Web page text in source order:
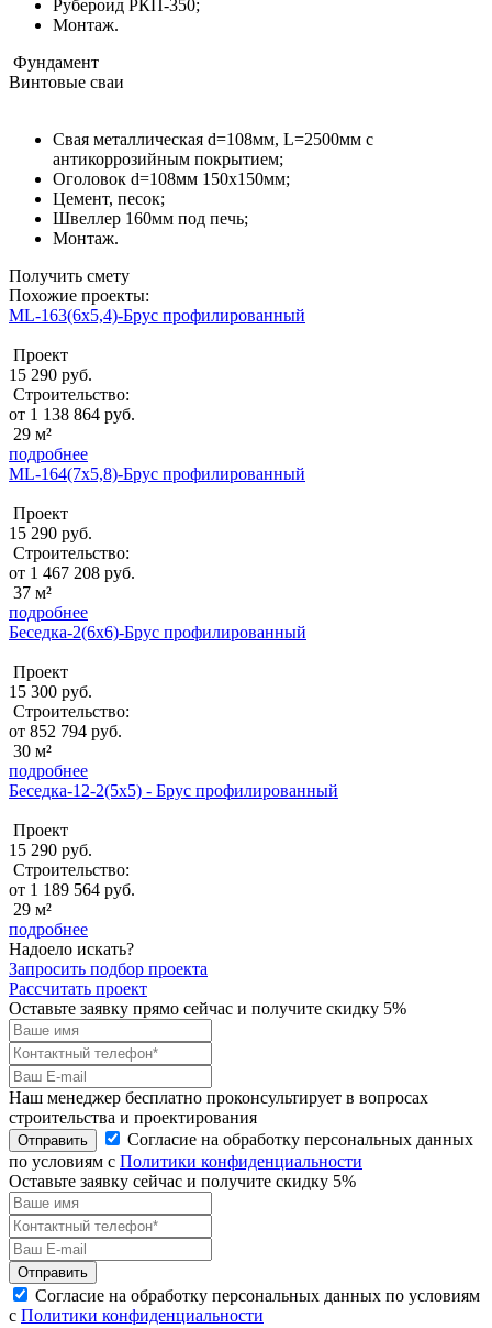
Рубероид РКП-350;
Монтаж.
Фундамент
Винтовые сваи
Свая металлическая d=108мм, L=2500мм с
антикоррозийным покрытием;
Оголовок d=108мм 150x150мм;
Цемент, песок;
Швеллер 160мм под печь;
Монтаж.
Получить смету
Похожие проекты:
ML-163(6x5,4)-Брус профилированный
Проект
15 290 руб.
Строительство:
от 1 138 864 руб.
29 м²
подробнее
ML-164(7x5,8)-Брус профилированный
Проект
15 290 руб.
Строительство:
от 1 467 208 руб.
37 м²
подробнее
Беседка-2(6x6)-Брус профилированный
Проект
15 300 руб.
Строительство:
от 852 794 руб.
30 м²
подробнее
Беседка-12-2(5x5) - Брус профилированный
Проект
15 290 руб.
Строительство:
от 1 189 564 руб.
29 м²
подробнее
Надоело искать?
Запросить подбор проекта
Рассчитать проект
Оставьте заявку прямо сейчас и получите скидку 5%
Наш менеджер бесплатно проконсультирует в вопросах
строительства и проектирования
Отправить
Согласие на обработку персональных данных
по условиям с Политики конфиденциальности
Оставьте заявку сейчас и получите скидку 5%
Отправить
Согласие на обработку персональных данных по условиям
с Политики конфиденциальности